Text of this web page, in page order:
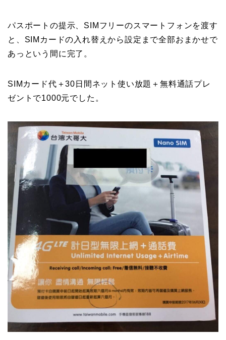
パスポートの提示、SIMフリーのスマートフォンを渡す
と、SIMカードの入れ替えから設定まで全部おまかせで
あっという間に完了。
SIMカード代＋30日間ネット使い放題＋無料通話プレ
ゼントで1000元でした。